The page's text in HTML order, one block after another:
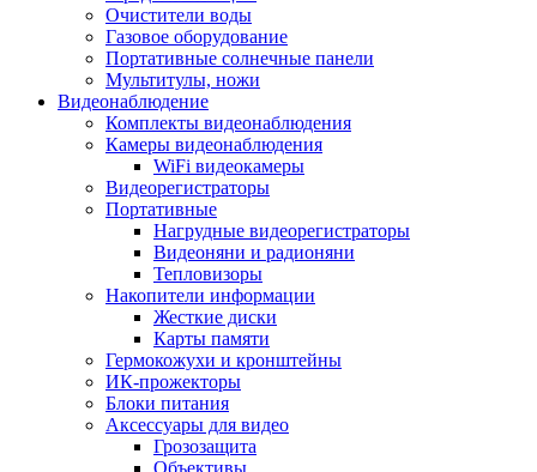
Очистители воды
Газовое оборудование
Портативные солнечные панели
Мультитулы, ножи
Видеонаблюдение
Комплекты видеонаблюдения
Камеры видеонаблюдения
WiFi видеокамеры
Видеорегистраторы
Портативные
Нагрудные видеорегистраторы
Видеоняни и радионяни
Тепловизоры
Накопители информации
Жесткие диски
Карты памяти
Гермокожухи и кронштейны
ИК-прожекторы
Блоки питания
Аксессуары для видео
Грозозащита
Объективы